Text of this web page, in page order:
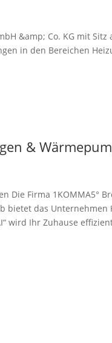
&amp; Co. KG mit
in den Bereichen
&
Firma 1KOMMA5°
das
wird Ihr Zuhause